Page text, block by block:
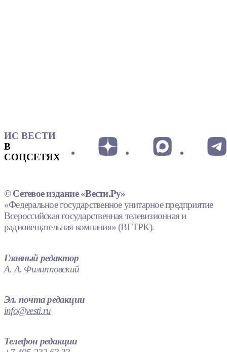
ИС ВЕСТИ
В
СОЦСЕТЯХ
© Сетевое издание «Вести.Ру»
«Федеральное государственное унитарное предприятие
Всероссийская государственная телевизионная и
радиовещательная компания» (ВГТРК).
Главный редактор
А. А. Филипповский
Эл. почта редакции
info@vesti.ru
Телефон редакции